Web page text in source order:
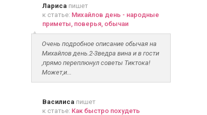
Лариса пишет
к статье: Михайлов день - народные
приметы, поверья, обычаи
Очень подробное описание обычая на
Михайлов день.2-3ведра вина и в гости
,прямо переплюнул советы Тиктока!
Может,и...
Василиса пишет
к статье: Как быстро похудеть